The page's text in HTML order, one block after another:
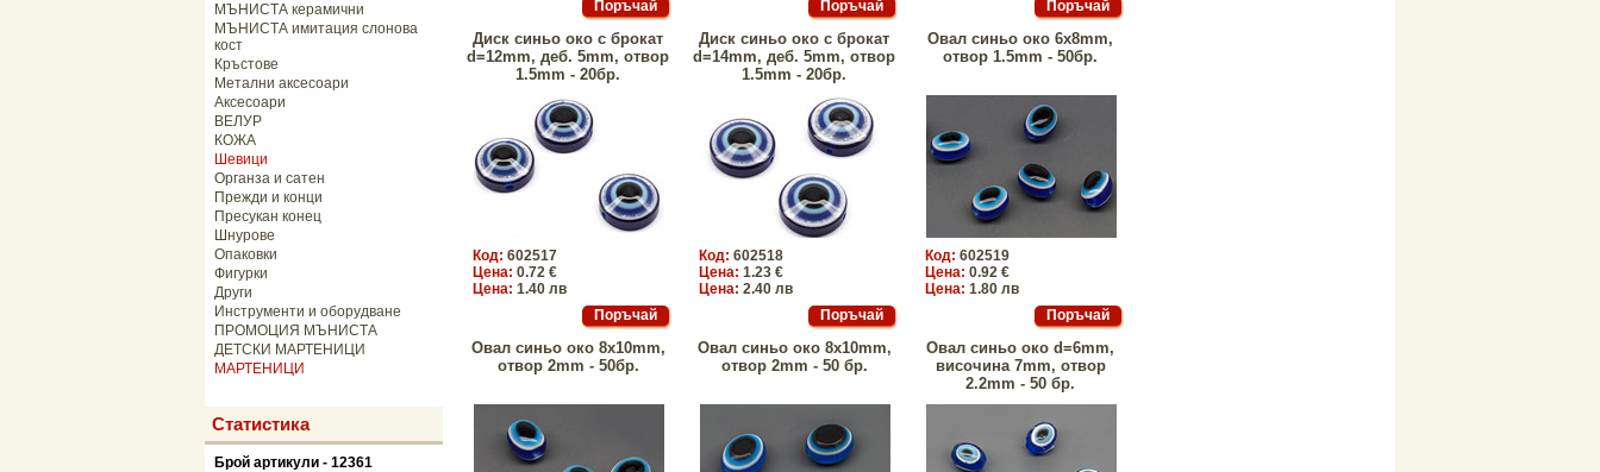
МЪНИСТА керамични
МЪНИСТА имитация слонова
кост
Кръстове
Метални аксесоари
Аксесоари
ВЕЛУР
КОЖА
Шевици
Органза и сатен
Прежди и конци
Пресукан конец
Шнурове
Опаковки
Фигурки
Други
Инструменти и оборудване
ПРОМОЦИЯ МЪНИСТА
ДЕТСКИ МАРТЕНИЦИ
МАРТЕНИЦИ
Статистика
Брой артикули - 12361
Диск синьо око с брокат
d=12mm, деб. 5mm, отвор
1.5mm - 20бр.
Код: 602517
Цена: 0.72 €
Цена: 1.40 лв
Диск синьо око с брокат
d=14mm, деб. 5mm, отвор
1.5mm - 20бр.
Код: 602518
Цена: 1.23 €
Цена: 2.40 лв
Овал синьо око 6x8mm,
отвор 1.5mm - 50бр.
Код: 602519
Цена: 0.92 €
Цена: 1.80 лв
Овал синьо око 8x10mm,
отвор 2mm - 50бр.
Овал синьо око 8x10mm,
отвор 2mm - 50 бр.
Овал синьо око d=6mm,
височина 7mm, отвор
2.2mm - 50 бр.